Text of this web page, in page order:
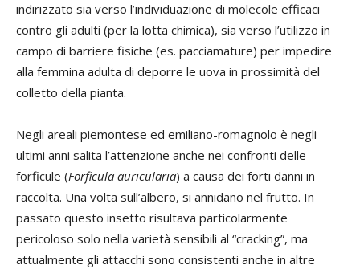
indirizzato sia verso l’individuazione di molecole efficaci
contro gli adulti (per la lotta chimica), sia verso l’utilizzo in
campo di barriere fisiche (es. pacciamature) per impedire
alla femmina adulta di deporre le uova in prossimità del
colletto della pianta.
Negli areali piemontese ed emiliano-romagnolo è negli
ultimi anni salita l’attenzione anche nei confronti delle
forficule (Forficula auricularia) a causa dei forti danni in
raccolta. Una volta sull’albero, si annidano nel frutto. In
passato questo insetto risultava particolarmente
pericoloso solo nella varietà sensibili al “cracking”, ma
attualmente gli attacchi sono consistenti anche in altre